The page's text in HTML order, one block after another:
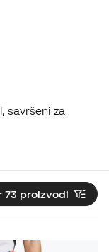
savršeni za
73 proizvodi